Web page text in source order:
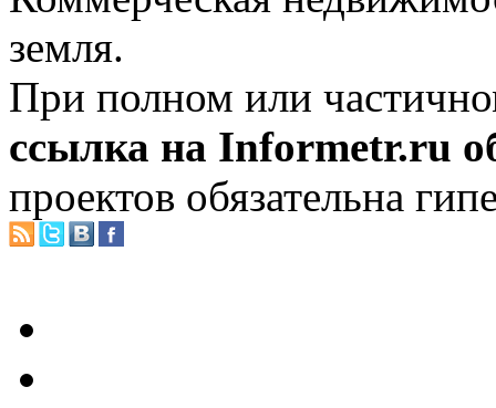
земля.
При полном или
ссылка на Informetr.ru
проектов обязательна